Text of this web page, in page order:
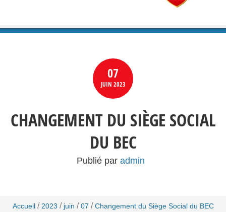
07
JUIN 2023
CHANGEMENT DU SIÈGE SOCIAL
DU BEC
Publié par admin
Accueil / 2023 / juin / 07 / Changement du Siège Social du BEC